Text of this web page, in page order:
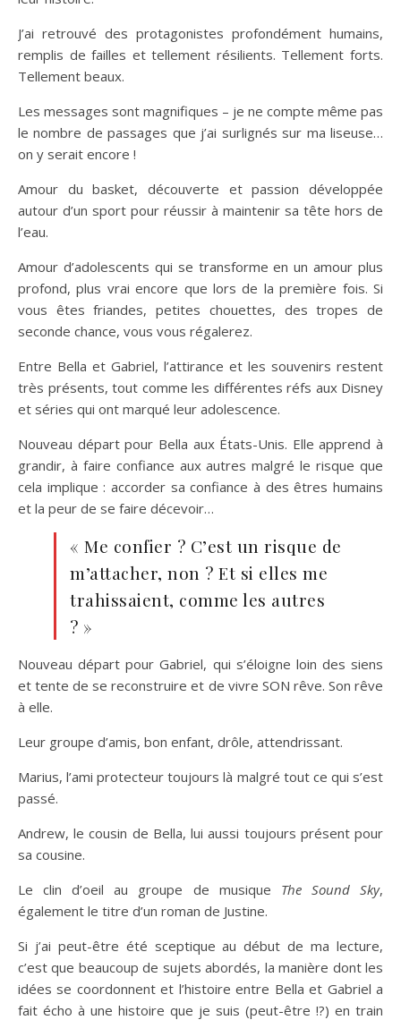
J’ai retrouvé des protagonistes profondément humains,
remplis de failles et tellement résilients. Tellement forts.
Tellement beaux.
Les messages sont magnifiques – je ne compte même pas
le nombre de passages que j’ai surlignés sur ma liseuse…
on y serait encore !
Amour du basket, découverte et passion développée
autour d’un sport pour réussir à maintenir sa tête hors de
l’eau.
Amour d’adolescents qui se transforme en un amour plus
profond, plus vrai encore que lors de la première fois. Si
vous êtes friandes, petites chouettes, des tropes de
seconde chance, vous vous régalerez.
Entre Bella et Gabriel, l’attirance et les souvenirs restent
très présents, tout comme les différentes réfs aux Disney
et séries qui ont marqué leur adolescence.
Nouveau départ pour Bella aux États-Unis. Elle apprend à
grandir, à faire confiance aux autres malgré le risque que
cela implique : accorder sa confiance à des êtres humains
et la peur de se faire décevoir…
« Me confier ? C’est un risque de
m’attacher, non ? Et si elles me
trahissaient, comme les autres
? »
Nouveau départ pour Gabriel, qui s’éloigne loin des siens
et tente de se reconstruire et de vivre SON rêve. Son rêve
à elle.
Leur groupe d’amis, bon enfant, drôle, attendrissant.
Marius, l’ami protecteur toujours là malgré tout ce qui s’est
passé.
Andrew, le cousin de Bella, lui aussi toujours présent pour
sa cousine.
Le clin d’oeil au groupe de musique The Sound Sky,
également le titre d’un roman de Justine.
Si j’ai peut-être été sceptique au début de ma lecture,
c’est que beaucoup de sujets abordés, la manière dont les
idées se coordonnent et l’histoire entre Bella et Gabriel a
fait écho à une histoire que je suis (peut-être !?) en train